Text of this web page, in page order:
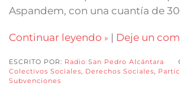
Aspandem, con una cuantía de
Continuar leyendo | Deje un
ESCRITO POR: Radio San Pedro Alcántara
Colectivos Sociales, Derechos Sociales,
Subvenciones